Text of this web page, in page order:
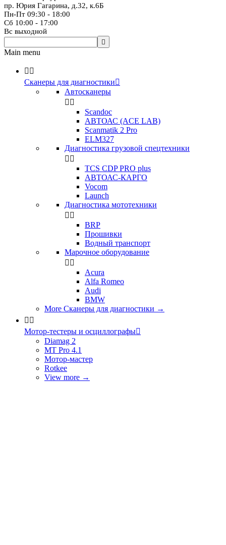
пр. Юрия Гагарина, д.32, к.6Б
Пн-Пт 09:30 - 18:00
Сб 10:00 - 17:00
Вс выходной

Main menu
 
Сканеры для диагностики
Автосканеры
 
Scandoc
АВТОАС (ACE LAB)
Scanmatik 2 Pro
ELM327
Диагностика грузовой спецтехники
 
TCS CDP PRO plus
АВТОАС-КАРГО
Vocom
Launch
Диагностика мототехники
 
BRP
Прошивки
Водный транспорт
Марочное оборудование
 
Acura
Alfa Romeo
Audi
BMW
More Сканеры для диагностики →
 
Мотор-тестеры и осциллографы
Diamag 2
MT Pro 4.1
Мотор-мастер
Rotkee
View more →